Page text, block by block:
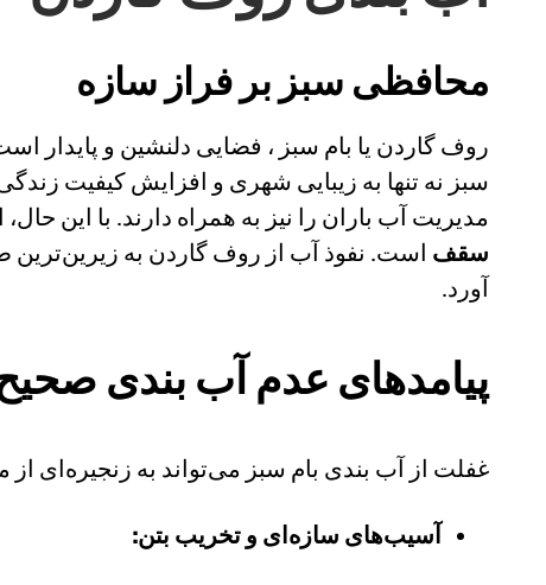
محافظی سبز بر فراز سازه
روف گاردن یا بام سبز ، فضایی دلنشین و پایدار
سبز نه تنها به زیبایی شهری و افزایش کیفیت
مدیریت آب باران را نیز به همراه دارند. با این
سقف است. نفوذ آب از روف گاردن به زیرین‌ترین
آورد.
پیامدهای عدم آب بندی
غفلت از آب بندی بام سبز می‌تواند به زنجیره‌ای
آسیب‌های سازه‌ای و تخریب بتن: